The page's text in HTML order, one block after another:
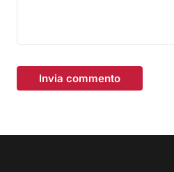
Invia commento